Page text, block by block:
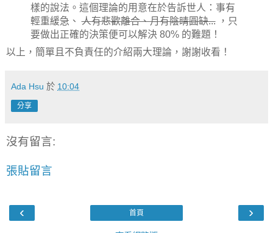
樣的說法。這個理論的用意在於告訴世人：事有
輕重緩急、人有悲歡離合、月有陰晴圓缺...，只
要做出正確的決策便可以解決 80% 的難題！
以上，簡單且不負責任的介紹兩大理論，謝謝收看！
Ada Hsu 於 10:04
分享
沒有留言:
張貼留言
‹ ›
首頁